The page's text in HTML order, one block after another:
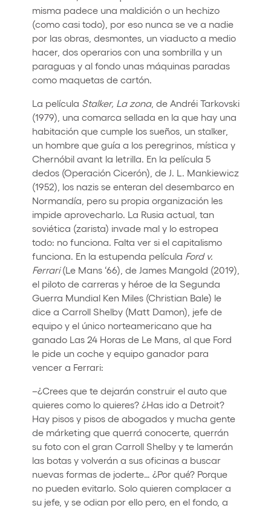
misma padece una maldición o un hechizo
(como casi todo), por eso nunca se ve a nadie
por las obras, desmontes, un viaducto a medio
hacer, dos operarios con una sombrilla y un
paraguas y al fondo unas máquinas paradas
como maquetas de cartón.
La película Stalker, La zona, de Andréi Tarkovski
(1979), una comarca sellada en la que hay una
habitación que cumple los sueños, un stalker,
un hombre que guía a los peregrinos, mística y
Chernóbil avant la letrilla. En la película 5
dedos (Operación Cicerón), de J. L. Mankiewicz
(1952), los nazis se enteran del desembarco en
Normandía, pero su propia organización les
impide aprovecharlo. La Rusia actual, tan
soviética (zarista) invade mal y lo estropea
todo: no funciona. Falta ver si el capitalismo
funciona. En la estupenda película Ford v.
Ferrari(Le Mans ‘66), de James Mangold (2019),
el piloto de carreras y héroe de la Segunda
Guerra Mundial Ken Miles (Christian Bale) le
dice a Carroll Shelby (Matt Damon), jefe de
equipo y el único norteamericano que ha
ganado Las 24 Horas de Le Mans, al que Ford
le pide un coche y equipo ganador para
vencer a Ferrari:
–¿Crees que te dejarán construir el auto que
quieres como lo quieres? ¿Has ido a Detroit?
Hay pisos y pisos de abogados y mucha gente
de márketing que querrá conocerte, querrán
su foto con el gran Carroll Shelby y te lamerán
las botas y volverán a sus oficinas a buscar
nuevas formas de joderte… ¿Por qué? Porque
no pueden evitarlo. Solo quieren complacer a
su jefe, y se odian por ello pero, en el fondo, a